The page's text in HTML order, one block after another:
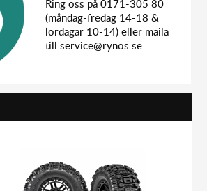
Ring oss på 0171-305 80
(måndag-fredag 14-18 &
lördagar 10-14) eller maila
till service@rynos.se.